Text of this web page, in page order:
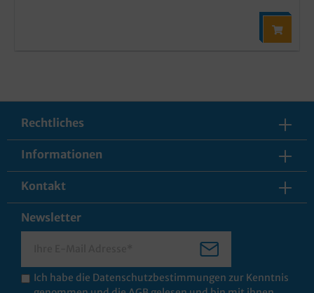
Rechtliches
Informationen
Kontakt
Newsletter
Ich habe die Datenschutzbestimmungen zur Kenntnis